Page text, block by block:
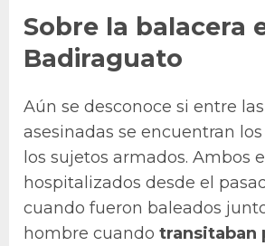
Sobre la balacera
Badiraguato
Aún se desconoce si entre
asesinadas se encuentran
los sujetos armados. Ambos
hospitalizados desde el
cuando fueron baleados
hombre cuando transitaban